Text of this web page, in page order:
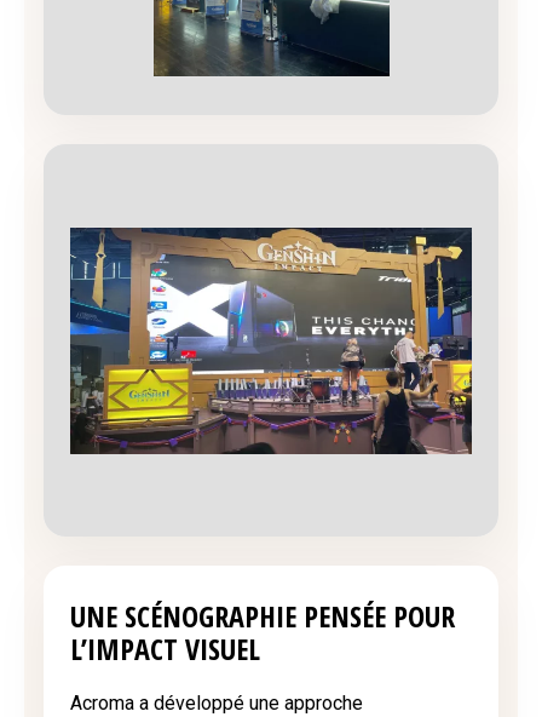
UNE SCÉNOGRAPHIE PENSÉE POUR
L’IMPACT VISUEL
Acroma a développé une approche